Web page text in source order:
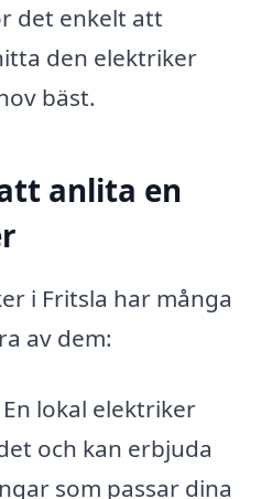
det enkelt att
den elektriker
bäst.
anlita en
i Fritsla har många
av dem:
En lokal elektriker
och kan erbjuda
som passar dina